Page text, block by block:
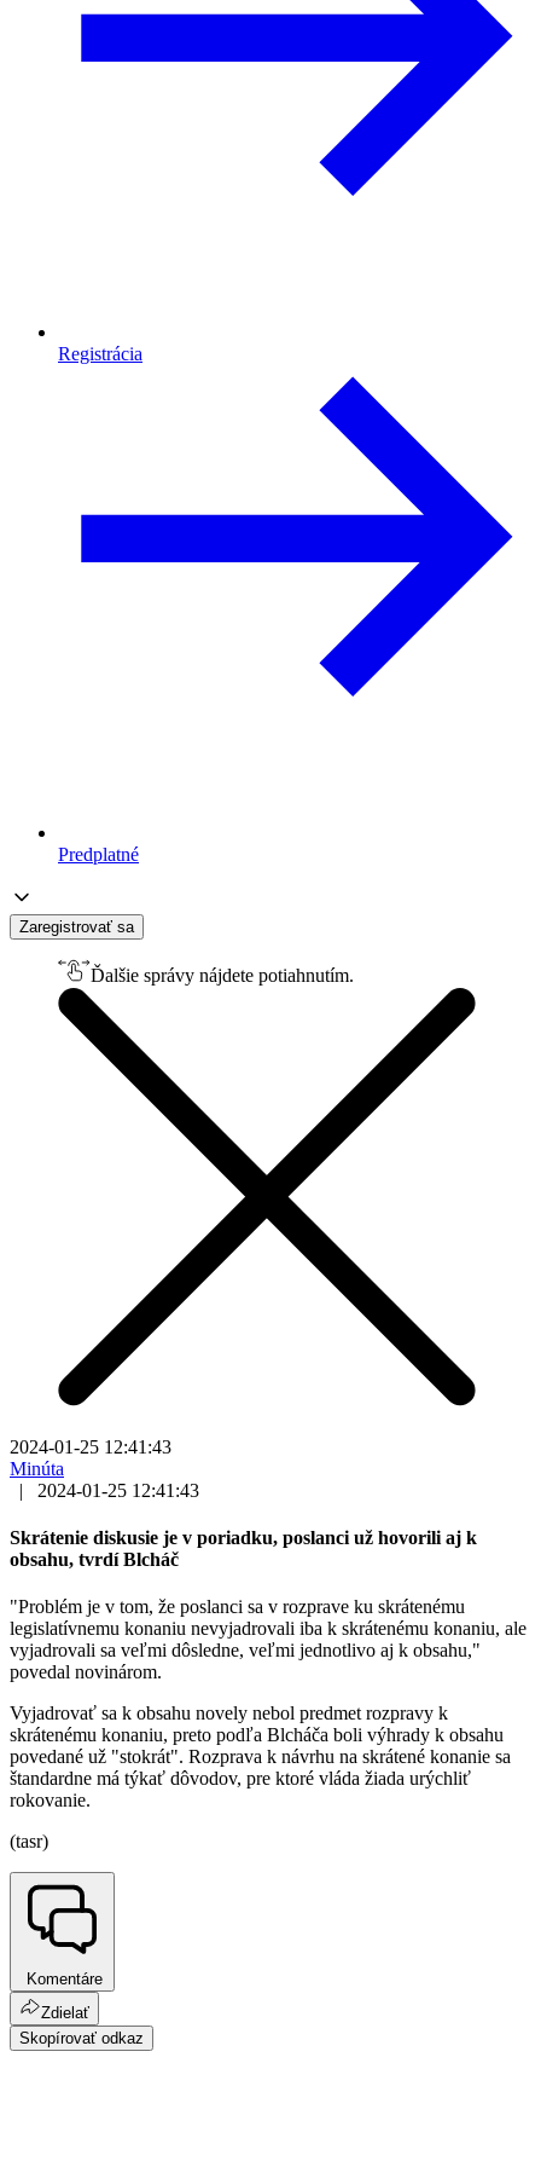
Registrácia
Predplatné
Zaregistrovať sa
Ďalšie správy nájdete potiahnutím.
2024-01-25 12:41:43
Minúta
|
2024-01-25 12:41:43
Skrátenie diskusie je v poriadku, poslanci už hovorili aj k
obsahu, tvrdí Blcháč
"Problém je v tom, že poslanci sa v rozprave ku skrátenému
legislatívnemu konaniu nevyjadrovali iba k skrátenému konaniu, ale
vyjadrovali sa veľmi dôsledne, veľmi jednotlivo aj k obsahu,"
povedal novinárom.
Vyjadrovať sa k obsahu novely nebol predmet rozpravy k
skrátenému konaniu, preto podľa Blcháča boli výhrady k obsahu
povedané už "stokrát". Rozprava k návrhu na skrátené konanie sa
štandardne má týkať dôvodov, pre ktoré vláda žiada urýchliť
rokovanie.
(tasr)
Komentáre
Zdielať
Skopírovať odkaz